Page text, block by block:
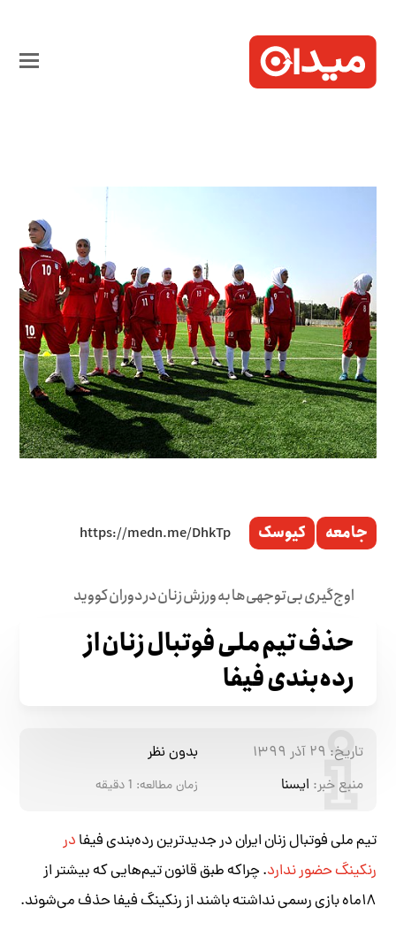
جامعه کیوسک
اوج‌گیری بی‌توجهی‌ها به ورزش زنان در دوران کووید
حذف تیم ملی فوتبال زنان از
رده‌بندی فیفا
تاریخ: ۲۹ آذر ۱۳۹۹
بدون نظر
منبع خبر: ایسنا زمان مطالعه: 1دقیقه
تیم ملی فوتبال زنان ایران در جدیدترین رده‌بندی فیفادر
رنکینگ حضور ندارد. چراکه طبق قانون تیم‌هایی که بیشتر از
۱۸ماه بازی رسمی نداشته باشند از رنکینگ فیفا حذف می‌شوند.